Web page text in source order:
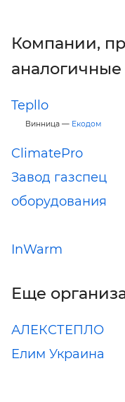
Компании,
аналогичные
Tepllo
Винница — Екодом
ClimatePro
Завод газспец
оборудования
InWarm
Еще
АЛЕКСТЕПЛО
Елим Украина